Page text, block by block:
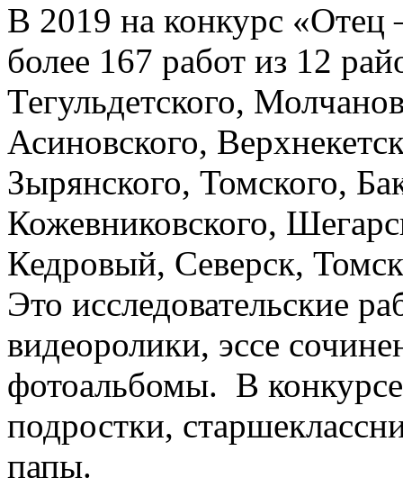
В 2019 на конкурс «Отец
более 167 работ из 12
Тегульдетского,
Асиновского,
Зырянского, Томского,
Кожевниковского,
Кедровый, Северск,
Это исследовательские
видеоролики, эссе
фотоальбомы. В
подростки,
папы.